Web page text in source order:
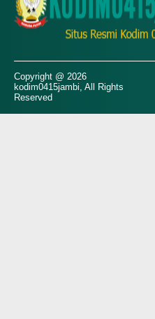
Copyright @ 2026
kodim0415jambi, All Rights
Reserved